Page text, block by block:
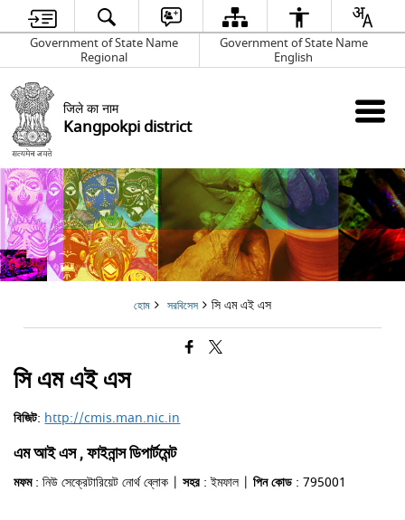
Government of State Name
Regional
Government of State Name
English
जिले का नाम
Kangpokpi district
হোম সরবিসেস সি এম এই এস
সি এম এই এস
বিজিট: http://cmis.man.nic.in
এম আই এস , ফাইনান্স ডিপার্টমেন্ট
মফম: নিউ সেক্রেটারিয়েট নোর্থ ব্লোক |সহর: ইমফাল |পিন কোড: 795001